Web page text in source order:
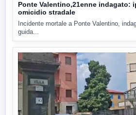
Ponte Valentino,21enne indagato:
omicidio stradale
Incidente mortale a Ponte Valentino,
guida...